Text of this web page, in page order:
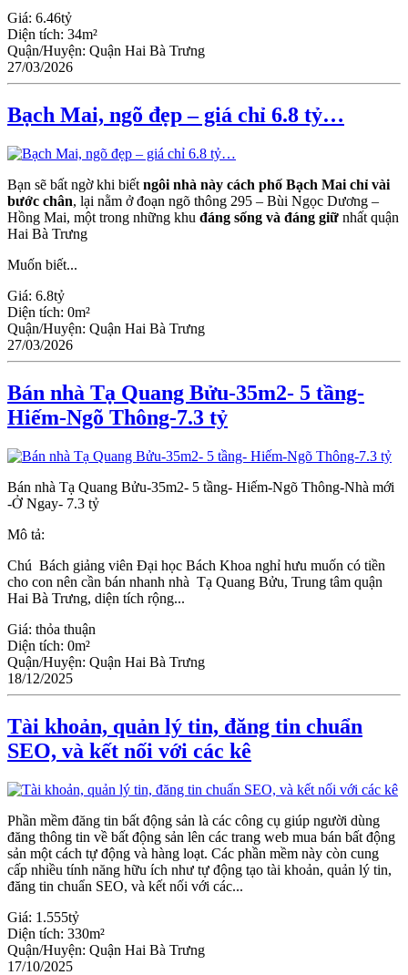
Giá: 6.46tỷ
Diện tích: 34m²
Quận/Huyện: Quận Hai Bà Trưng
27/03/2026
Bạch Mai, ngõ đẹp – giá chỉ 6.8 tỷ…
Bạn sẽ bất ngờ khi biết ngôi nhà này cách phố Bạch Mai chỉ vài
bước chân, lại nằm ở đoạn ngõ thông 295 – Bùi Ngọc Dương –
Hồng Mai, một trong những khu đáng sống và đáng giữ nhất quận
Hai Bà Trưng
Muốn biết...
Giá: 6.8tỷ
Diện tích: 0m²
Quận/Huyện: Quận Hai Bà Trưng
27/03/2026
Bán nhà Tạ Quang Bửu-35m2- 5 tầng-
Hiếm-Ngõ Thông-7.3 tỷ
Bán nhà Tạ Quang Bửu-35m2- 5 tầng- Hiếm-Ngõ Thông-Nhà mới
-Ở Ngay- 7.3 tỷ
Mô tả:
Chú Bách giảng viên Đại học Bách Khoa nghỉ hưu muốn có tiền
cho con nên cần bán nhanh nhà Tạ Quang Bửu, Trung tâm quận
Hai Bà Trưng, diện tích rộng...
Giá: thỏa thuận
Diện tích: 0m²
Quận/Huyện: Quận Hai Bà Trưng
18/12/2025
Tài khoản, quản lý tin, đăng tin chuẩn
SEO, và kết nối với các kê
Phần mềm đăng tin bất động sản là các công cụ giúp người dùng
đăng thông tin về bất động sản lên các trang web mua bán bất động
sản một cách tự động và hàng loạt. Các phần mềm này còn cung
cấp nhiều tính năng hữu ích như tự động tạo tài khoản, quản lý tin,
đăng tin chuẩn SEO, và kết nối với các...
Giá: 1.555tỷ
Diện tích: 330m²
Quận/Huyện: Quận Hai Bà Trưng
17/10/2025